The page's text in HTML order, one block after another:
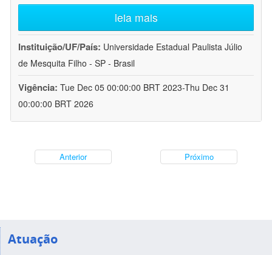
leia mais
Instituição/UF/País: Universidade Estadual Paulista Júlio
de Mesquita Filho - SP - Brasil
Vigência: Tue Dec 05 00:00:00 BRT 2023-Thu Dec 31
00:00:00 BRT 2026
Anterior Próximo
Atuação